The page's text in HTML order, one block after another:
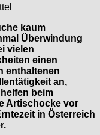
kaum
Überwindung
vielen
einen
enthaltenen
an,
beim
Artischocke vor
in Österreich